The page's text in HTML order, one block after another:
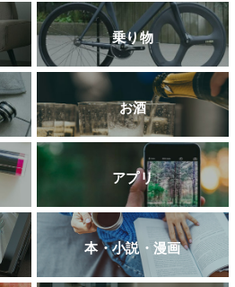
乗り物
お酒
アプリ
本・小説・漫画